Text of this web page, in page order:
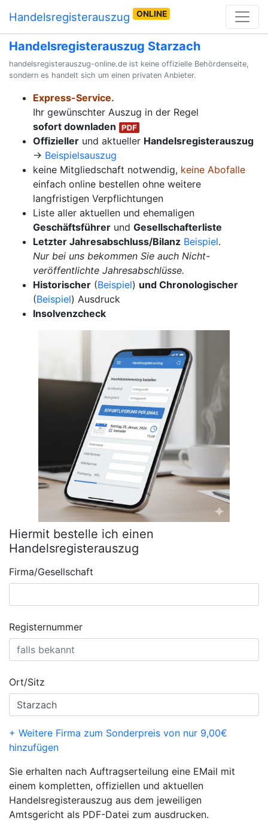
Handelsregisterauszug ONLINE
Handelsregisterauszug Starzach
handelsregisterauszug-online.de ist keine offizielle Behördenseite,
sondern es handelt sich um einen privaten Anbieter.
Express-Service.
Ihr gewünschter Auszug in der Regel
sofort downladen
Offizieller und aktueller Handelsregisterauszug
→ Beispielsauszug
keine Mitgliedschaft notwendig, keine Abofalle
einfach online bestellen ohne weitere
langfristigen Verpflichtungen
Liste aller aktuellen und ehemaligen
Geschäftsführer und Gesellschafterliste
Letzter Jahresabschluss/Bilanz Beispiel.
Nur bei uns bekommen Sie auch Nicht-
veröffentlichte Jahresabschlüsse.
Historischer (Beispiel) und Chronologischer
(Beispiel) Ausdruck
Insolvenzcheck
Hiermit bestelle ich einen
Handelsregisterauszug
Firma/Gesellschaft
Registernummer
Ort/Sitz
+ Weitere Firma zum Sonderpreis von nur 9,00€
hinzufügen
Sie erhalten nach Auftragserteilung eine EMail mit
einem kompletten, offiziellen und aktuellen
Handelsregisterauszug aus dem jeweiligen
Amtsgericht als PDF-Datei zum ausdrucken.